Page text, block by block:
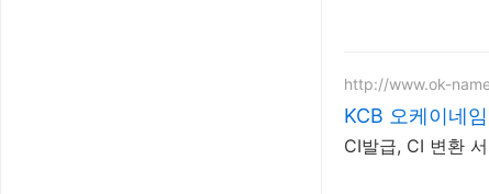
http://www.ok-
KCB 오케이네
CI발급, CI 변환